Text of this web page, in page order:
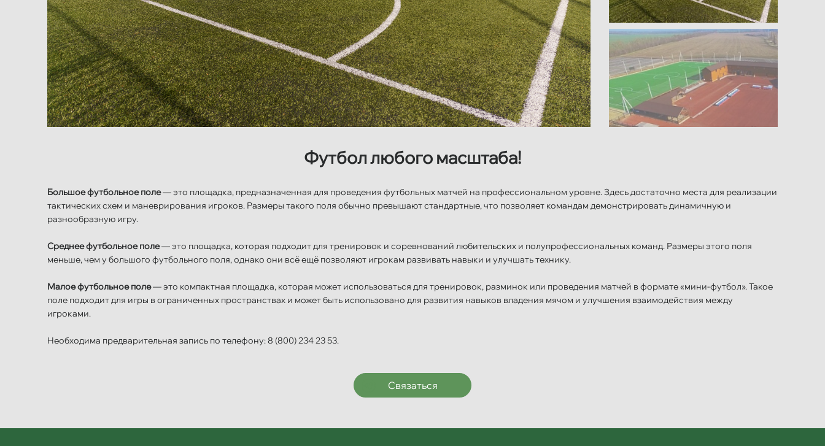
Футбол любого масштаба!
Большое футбольное поле— это площадка, предназначенная для проведения футбольных матчей на профессиональном уровне. Здесь достаточно места для реализации
тактических схем и маневрирования игроков. Размеры такого поля обычно превышают стандартные, что позволяет командам демонстрировать динамичную и
разнообразную игру.
Среднее футбольное поле— это площадка, которая подходит для тренировок и соревнований любительских и полупрофессиональных команд. Размеры этого поля
меньше, чем у большого футбольного поля, однако они всё ещё позволяют игрокам развивать навыки и улучшать технику.
Малое футбольное поле— это компактная площадка, которая может использоваться для тренировок, разминок или проведения матчей в формате «мини-футбол». Такое
поле подходит для игры в ограниченных пространствах и может быть использовано для развития навыков владения мячом и улучшения взаимодействия между
игроками.
Необходима предварительная запись по телефону: 8 (800) 234 23 53.
Связаться